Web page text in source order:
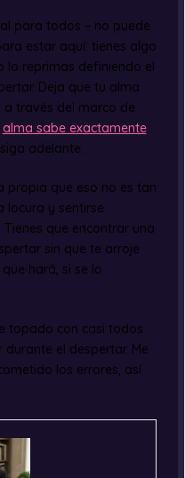
para todos – no puede
estar aquí: tienes algo
lo reprimas definiendo el
Deja que tu alma
a través del marco de
alma sabe exactamente
adelante.
propia que eso no es tan
locura y sentirse
que encontrar una
sin que te arroje
hará, si se lo
topado con casi todos
el despertar. Me
los errores, así